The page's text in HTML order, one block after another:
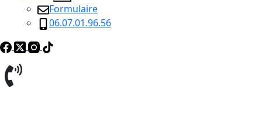
Formulaire
06.07.01.96.56